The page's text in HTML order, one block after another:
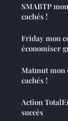
SMABTP
cachés !
Friday mon
économiser
Matmut mon
cachés !
Action
succès